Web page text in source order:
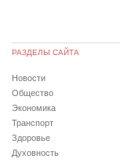
РАЗДЕЛЫ САЙТА
Новости
Общество
Экономика
Транспорт
Здоровье
Духовность